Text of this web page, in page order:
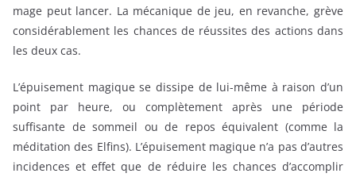
mage peut lancer. La mécanique de jeu, en revanche, grève
considérablement les chances de réussites des actions dans
les deux cas.
L’épuisement magique se dissipe de lui-même à raison d’un
point par heure, ou complètement après une période
suffisante de sommeil ou de repos équivalent (comme la
méditation des Elfins). L’épuisement magique n’a pas d’autres
incidences et effet que de réduire les chances d’accomplir